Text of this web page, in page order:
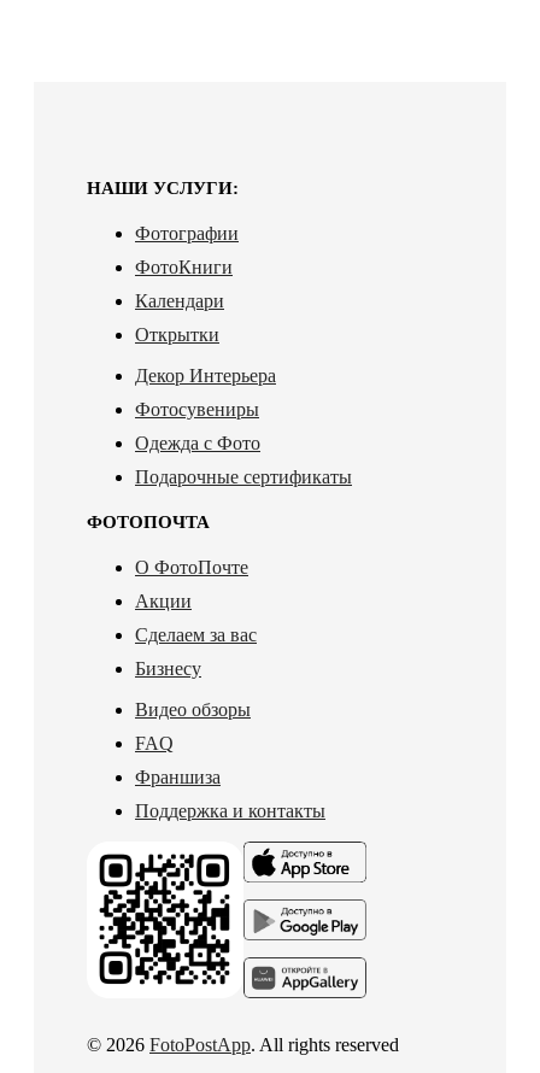
НАШИ УСЛУГИ:
Фотографии
ФотоКниги
Календари
Открытки
Декор Интерьера
Фотосувениры
Одежда с Фото
Подарочные сертификаты
ФОТОПОЧТА
О ФотоПочте
Акции
Сделаем за вас
Бизнесу
Видео обзоры
FAQ
Франшиза
Поддержка и контакты
© 2026 FotoPostApp. All rights reserved